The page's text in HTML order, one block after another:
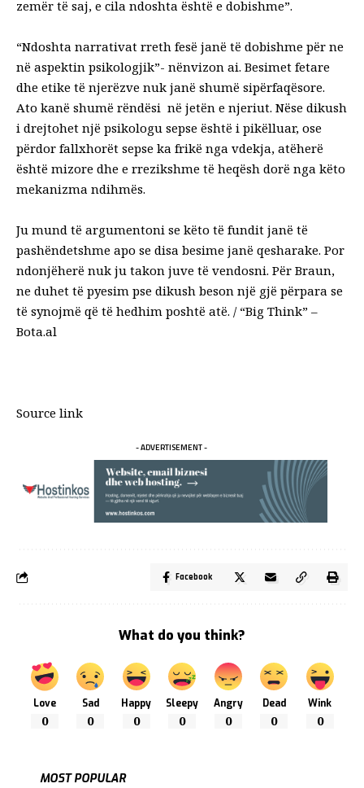
zemër të saj, e cila ndoshta është e dobishme”.
“Ndoshta narrativat rreth fesë janë të dobishme për ne
në aspektin psikologjik”- nënvizon ai. Besimet fetare
dhe etike të njerëzve nuk janë shumë sipërfaqësore.
Ato kanë shumë rëndësi në jetën e njeriut. Nëse dikush
i drejtohet një psikologu sepse është i pikëlluar, ose
përdor fallxhorët sepse ka frikë nga vdekja, atëherë
është mizore dhe e rrezikshme të heqësh dorë nga këto
mekanizma ndihmës.
Ju mund të argumentoni se këto të fundit janë të
pashëndetshme apo se disa besime janë qesharake. Por
ndonjëherë nuk ju takon juve të vendosni. Për Braun,
ne duhet të pyesim pse dikush beson një gjë përpara se
të synojmë që të hedhim poshtë atë. / “Big Think” –
Bota.al
Source link
- ADVERTISEMENT -
Facebook
What do you think?
Love
0
Sad
0
Happy
0
Sleepy
0
Angry
0
Dead
0
Wink
0
MOST POPULAR